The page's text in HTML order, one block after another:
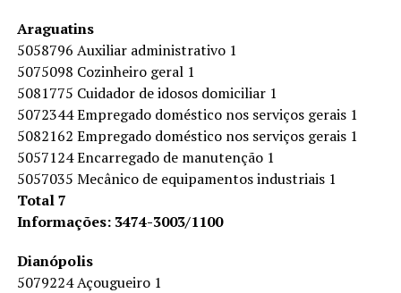
Araguatins
5058796 Auxiliar administrativo 1
5075098 Cozinheiro geral 1
5081775 Cuidador de idosos domiciliar 1
5072344 Empregado doméstico nos serviços gerais 1
5082162 Empregado doméstico nos serviços gerais 1
5057124 Encarregado de manutenção 1
5057035 Mecânico de equipamentos industriais 1
Total 7
Informações: 3474-3003/1100
Dianópolis
5079224 Açougueiro 1